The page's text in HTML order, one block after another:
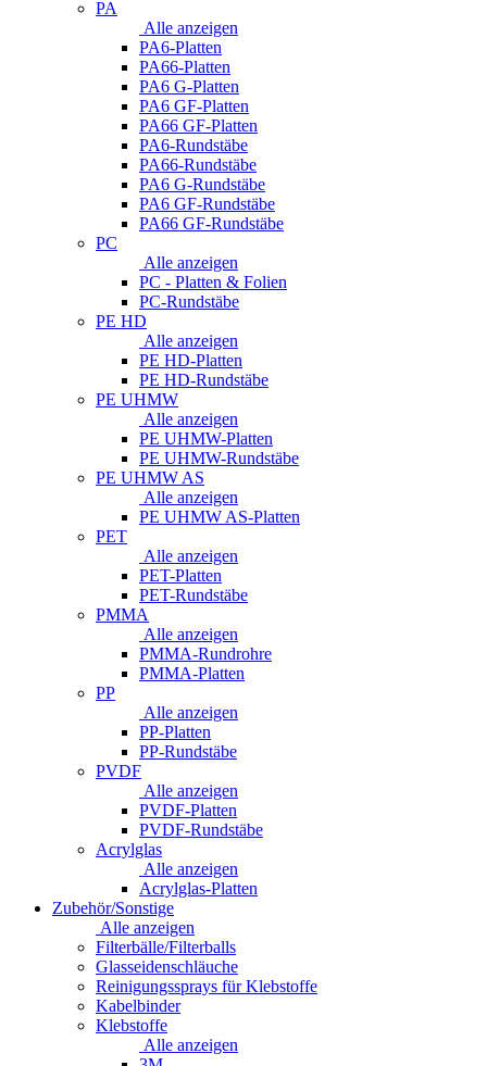
PA
Alle anzeigen
PA6-Platten
PA66-Platten
PA6 G-Platten
PA6 GF-Platten
PA66 GF-Platten
PA6-Rundstäbe
PA66-Rundstäbe
PA6 G-Rundstäbe
PA6 GF-Rundstäbe
PA66 GF-Rundstäbe
PC
Alle anzeigen
PC - Platten & Folien
PC-Rundstäbe
PE HD
Alle anzeigen
PE HD-Platten
PE HD-Rundstäbe
PE UHMW
Alle anzeigen
PE UHMW-Platten
PE UHMW-Rundstäbe
PE UHMW AS
Alle anzeigen
PE UHMW AS-Platten
PET
Alle anzeigen
PET-Platten
PET-Rundstäbe
PMMA
Alle anzeigen
PMMA-Rundrohre
PMMA-Platten
PP
Alle anzeigen
PP-Platten
PP-Rundstäbe
PVDF
Alle anzeigen
PVDF-Platten
PVDF-Rundstäbe
Acrylglas
Alle anzeigen
Acrylglas-Platten
Zubehör/Sonstige
Alle anzeigen
Filterbälle/Filterballs
Glasseidenschläuche
Reinigungssprays für Klebstoffe
Kabelbinder
Klebstoffe
Alle anzeigen